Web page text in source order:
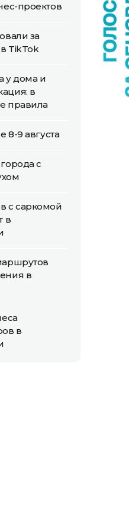
проектов
за
TikTok
у дома и
в
правила
8-9 августа
с
с саркомой
в
в
в